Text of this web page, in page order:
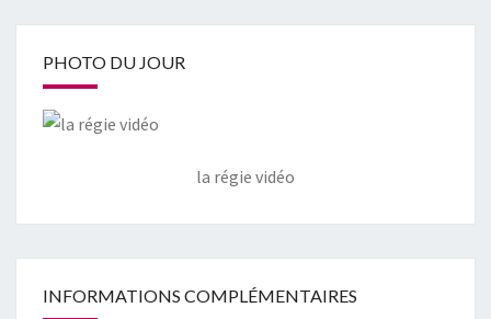
PHOTO DU JOUR
la régie vidéo
INFORMATIONS COMPLÉMENTAIRES